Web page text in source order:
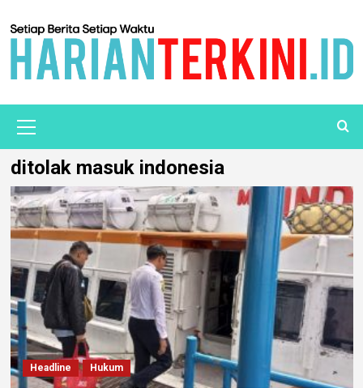
ditolak masuk indonesia
Headline Hukum